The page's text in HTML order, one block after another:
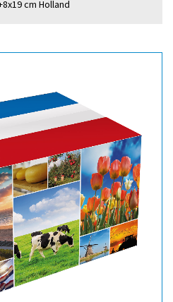
cm Holland